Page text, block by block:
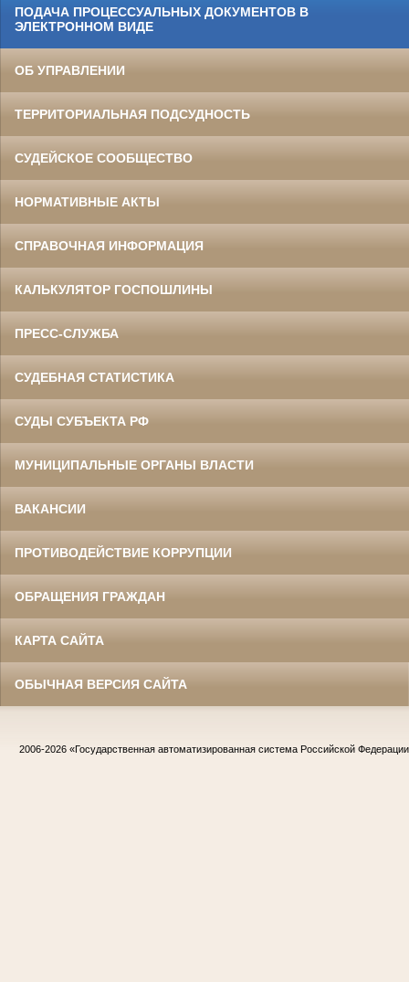
ПОДАЧА ПРОЦЕССУАЛЬНЫХ ДОКУМЕНТОВ В
ЭЛЕКТРОННОМ ВИДЕ
ОБ УПРАВЛЕНИИ
ТЕРРИТОРИАЛЬНАЯ ПОДСУДНОСТЬ
СУДЕЙСКОЕ СООБЩЕСТВО
НОРМАТИВНЫЕ АКТЫ
СПРАВОЧНАЯ ИНФОРМАЦИЯ
КАЛЬКУЛЯТОР ГОСПОШЛИНЫ
ПРЕСС-СЛУЖБА
СУДЕБНАЯ СТАТИСТИКА
СУДЫ СУБЪЕКТА РФ
МУНИЦИПАЛЬНЫЕ ОРГАНЫ ВЛАСТИ
ВАКАНСИИ
ПРОТИВОДЕЙСТВИЕ КОРРУПЦИИ
ОБРАЩЕНИЯ ГРАЖДАН
КАРТА САЙТА
ОБЫЧНАЯ ВЕРСИЯ САЙТА
2006-2026 «Государственная автоматизированная система Российской